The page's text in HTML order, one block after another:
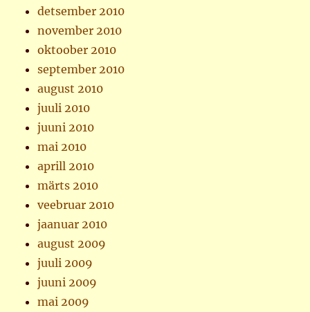
detsember 2010
november 2010
oktoober 2010
september 2010
august 2010
juuli 2010
juuni 2010
mai 2010
aprill 2010
märts 2010
veebruar 2010
jaanuar 2010
august 2009
juuli 2009
juuni 2009
mai 2009